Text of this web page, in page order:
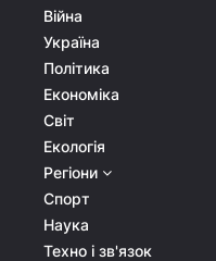
Війна
Україна
Політика
Економіка
Світ
Екологія
Регіони
Спорт
Наука
Техно і зв'язок